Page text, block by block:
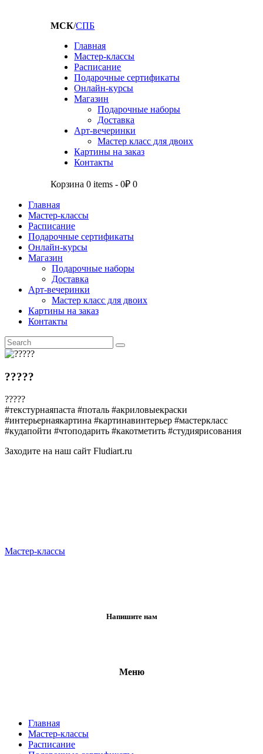
МСК/СПБ
Главная
Мастер-классы
Расписание
Подарочные сертификаты
Онлайн-курсы
Магазин
Подарочные наборы
Доставка
Арт-вечеринки
Мастер класс для двоих
Картины на заказ
Контакты
Корзина 0 items -0₽ 0
Главная
Мастер-классы
Расписание
Подарочные сертификаты
Онлайн-курсы
Магазин
Подарочные наборы
Доставка
Арт-вечеринки
Мастер класс для двоих
Картины на заказ
Контакты
?????
?????
#текстурнаяпаста #поталь #акриловыекраски
#интерьернаякартина #картинавинтерьер #мастеркласс
#кудапойти #чтоподарить #какотметить #студиярисования
Заходите на наш сайт Fludiart.ru
Мастер-классы
Напишите нам
Меню
Главная
Мастер-классы
Расписание